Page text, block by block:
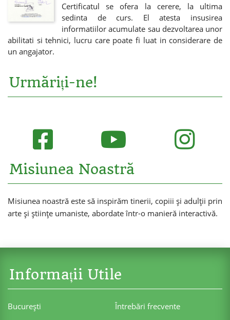
Certificatul se ofera la cerere, la ultima
sedinta de curs. El atesta insusirea
informatiilor acumulate sau dezvoltarea unor
abilitati si tehnici, lucru care poate fi luat in considerare de
un angajator.
Urmăriți-ne!
Misiunea Noastră
Misiunea noastră este să inspirăm tinerii, copiii și adulții prin
arte și științe umaniste, abordate într-o manieră interactivă.
Informații Utile
Bucureşti Întrebări frecvente